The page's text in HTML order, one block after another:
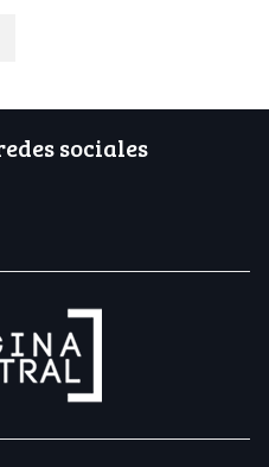
sociales